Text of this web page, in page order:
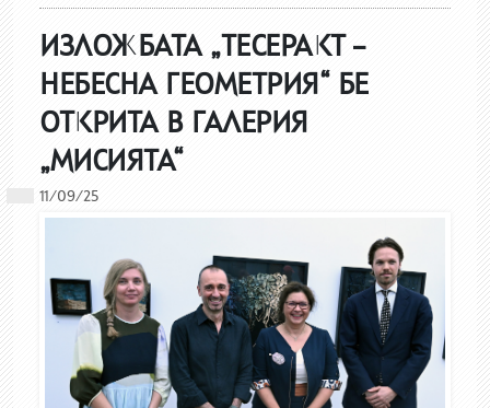
ИЗЛОЖБАТА „ТЕСЕРАКТ –
НЕБЕСНА ГЕОМЕТРИЯ“ БЕ
ОТКРИТА В ГАЛЕРИЯ
„МИСИЯТА“
11/09/25